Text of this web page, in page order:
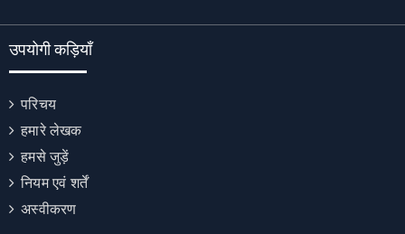
उपयोगी कड़ियाँ
परिचय
हमारे लेखक
हमसे जुड़ें
नियम एवं शर्तें
अस्वीकरण